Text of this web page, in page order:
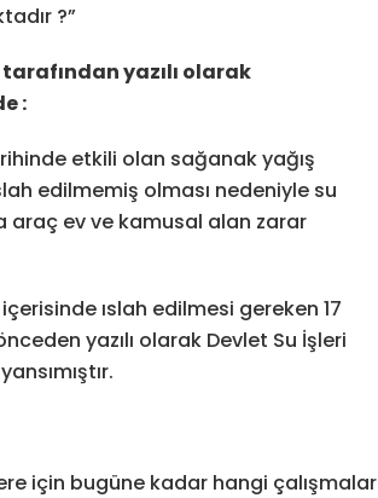
?”
yazılı olarak
:
etkili olan sağanak yağış
edilmemiş olması nedeniyle su
araç ev ve kamusal alan zarar
ıslah edilmesi gereken 17
yazılı olarak Devlet Su İşleri
için bugüne kadar hangi çalışmalar